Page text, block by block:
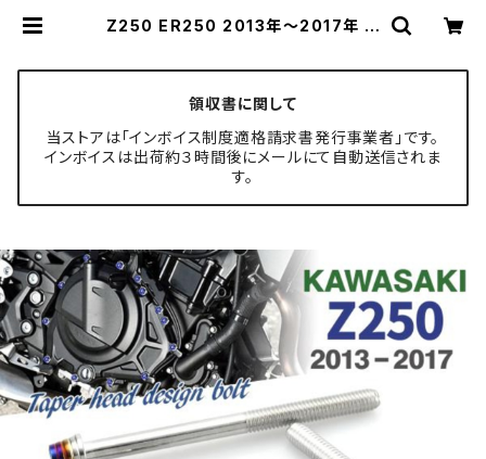
Z250 ER250 2013年〜2017年 エ
焼きチタンカラー TB8061 | TECH
-MASTER ボルト専門店
領収書に関して
当ストアは「インボイス制度適格請求書発行事業者」です。
インボイスは出荷約３時間後にメールにて自動送信されま
す。